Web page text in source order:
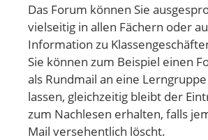
Das Forum können Sie
vielseitig in allen Fächern oder
Information zu
Sie können zum Beispiel einen
als Rundmail an eine
lassen, gleichzeitig bleibt der
zum Nachlesen erhalten, falls
Mail versehentlich löscht.